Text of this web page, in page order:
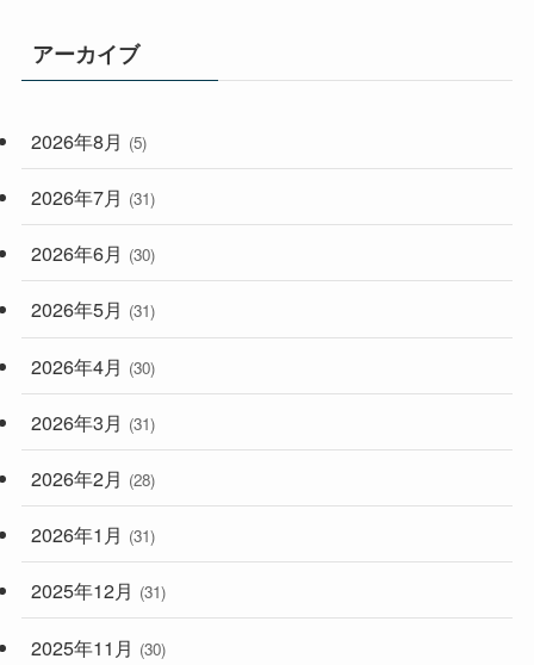
(33)
(248)
アーカイブ
2026年8月 (5)
2026年7月 (31)
2026年6月 (30)
2026年5月 (31)
2026年4月 (30)
2026年3月 (31)
2026年2月 (28)
2026年1月 (31)
2025年12月 (31)
2025年11月 (30)